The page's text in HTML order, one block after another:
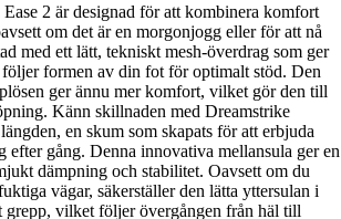
2 är designad för att kombinera komfort
om det är en morgonjogg eller för att nå
med ett lätt, tekniskt mesh-överdrag som ger
formen av din fot för optimalt stöd. Den
ger ännu mer komfort, vilket gör den till
Känn skillnaden med Dreamstrike
en skum som skapats för att erbjuda
efter gång. Denna innovativa mellansula ger en
dämpning och stabilitet. Oavsett om du
vägar, säkerställer den lätta yttersulan i
grepp, vilket följer övergången från häl till